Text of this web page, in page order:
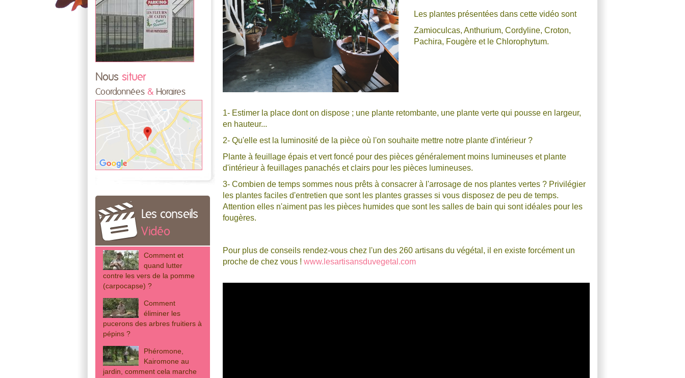
Nous situer
Coordonnées & Horaires
Les conseils
Vidéo
Comment et
quand lutter
contre les vers de la pomme
(carpocapse) ?
Comment
éliminer les
pucerons des arbres fruitiers à
pépins ?
Phéromone,
Kairomone au
jardin, comment cela marche
Les plantes présentées dans cette vidéo sont
Zamioculcas, Anthurium, Cordyline, Croton,
Pachira, Fougère et le Chlorophytum.
1- Estimer la place dont on dispose ; une plante retombante, une plante verte qui pousse en largeur,
en hauteur...
2- Qu'elle est la luminosité de la pièce où l'on souhaite mettre notre plante d'intérieur ?
Plante à feuillage épais et vert foncé pour des pièces généralement moins lumineuses et plante
d'intérieur à feuillages panachés et clairs pour les pièces lumineuses.
3- Combien de temps sommes nous prêts à consacrer à l'arrosage de nos plantes vertes ? Privilégier
les plantes faciles d'entretien que sont les plantes grasses si vous disposez de peu de temps.
Attention elles n'aiment pas les pièces humides que sont les salles de bain qui sont idéales pour les
fougères.
Pour plus de conseils rendez-vous chez l'un des 260 artisans du végétal, il en existe forcément un
proche de chez vous ! www.lesartisansduvegetal.com